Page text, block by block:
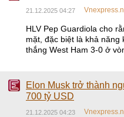
21.12.2025 04:27
HLV Pep Guardiola cho
mặt, đặc biệt là khả năng
thắng West Ham 3-0 ở
Elon Musk trở thành
700 tỷ USD
21.12.2025 04:23